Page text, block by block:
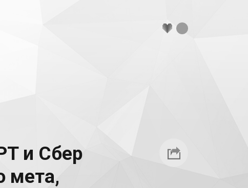
и Сбер
мета,